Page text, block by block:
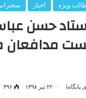
ویژه اخبار
حسن
مدافعان
پایگاه) ۲۲ تیر ۱۳۹۸ ۴۹۶